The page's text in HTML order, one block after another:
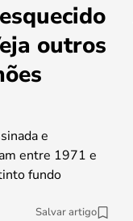
outros
e
entre 1971 e
fundo
Salvar artigo